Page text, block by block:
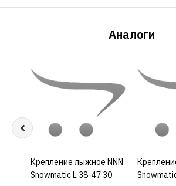
Аналоги
КУПИТЬ
Крепление лыжное NNN
Snowmatic L 38-47 30